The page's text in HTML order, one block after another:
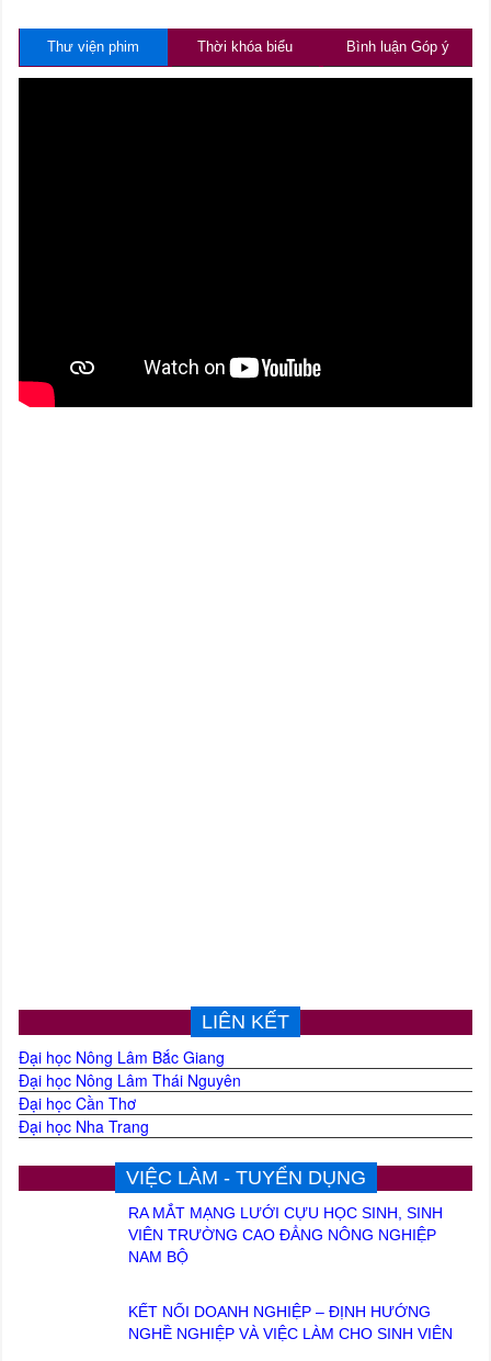
Thư viện phim Thời khóa biểu Bình luận Góp ý
LIÊN KẾT
Đại học Nông Lâm Bắc Giang
Đại học Nông Lâm Thái Nguyên
Đại học Cần Thơ
Đại học Nha Trang
VIỆC LÀM - TUYỂN DỤNG
RA MẮT MẠNG LƯỚI CỰU HỌC SINH, SINH
VIÊN TRƯỜNG CAO ĐẲNG NÔNG NGHIỆP
NAM BỘ
KẾT NỐI DOANH NGHIỆP – ĐỊNH HƯỚNG
NGHỀ NGHIỆP VÀ VIỆC LÀM CHO SINH VIÊN